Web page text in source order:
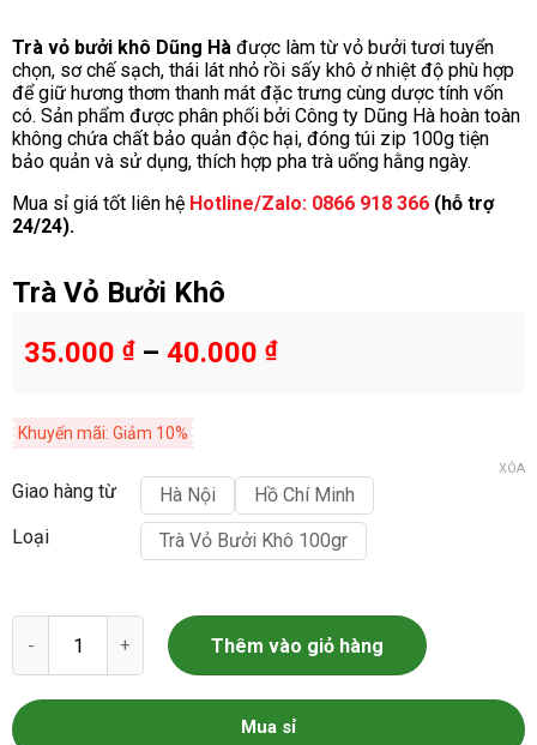
Trà vỏ bưởi khô Dũng Hà được làm từ vỏ bưởi tươi tuyển
chọn, sơ chế sạch, thái lát nhỏ rồi sấy khô ở nhiệt độ phù hợp
để giữ hương thơm thanh mát đặc trưng cùng dược tính vốn
có. Sản phẩm được phân phối bởi Công ty Dũng Hà hoàn toàn
không chứa chất bảo quản độc hại, đóng túi zip 100g tiện
bảo quản và sử dụng, thích hợp pha trà uống hằng ngày.
Mua sỉ giá tốt liên hệ Hotline/Zalo: 0866 918 366 (hỗ trợ
24/24).
Trà Vỏ Bưởi Khô
35.000 ₫– 40.000 ₫
Khuyến mãi: Giảm 10%
Giao hàng từ Hà Nội
Hồ Chí Minh
Loại
Trà Vỏ Bưởi Khô 100gr
XÓA
Trà Vỏ Bưởi Khô số lượng
Thêm vào giỏ hàng
Mua sỉ